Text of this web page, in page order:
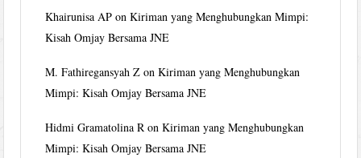
Khairunisa AP onKiriman yang Menghubungkan Mimpi:
Kisah Omjay Bersama JNE
M. Fathiregansyah Z onKiriman yang Menghubungkan
Mimpi: Kisah Omjay Bersama JNE
Hidmi Gramatolina R onKiriman yang Menghubungkan
Mimpi: Kisah Omjay Bersama JNE